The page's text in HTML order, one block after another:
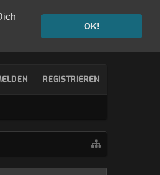
OK!
REGISTRIEREN